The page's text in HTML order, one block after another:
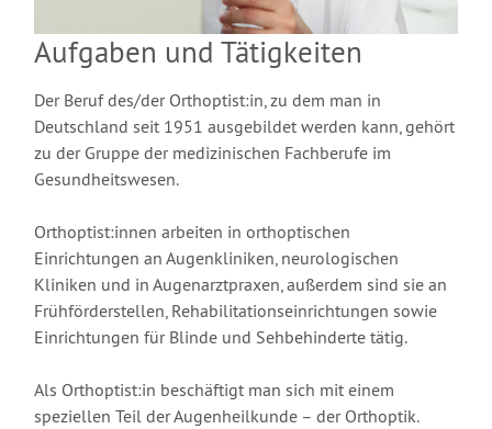
Aufgaben und Tätigkeiten
Der Beruf des/der Orthoptist:in, zu dem man in
Deutschland seit 1951 ausgebildet werden kann, gehört
zu der Gruppe der medizinischen Fachberufe im
Gesundheitswesen.
Orthoptist:innen arbeiten in orthoptischen
Einrichtungen an Augenkliniken, neurologischen
Kliniken und in Augenarztpraxen, außerdem sind sie an
Frühförderstellen, Rehabilitationseinrichtungen sowie
Einrichtungen für Blinde und Sehbehinderte tätig.
Als Orthoptist:in beschäftigt man sich mit einem
speziellen Teil der Augenheilkunde – der Orthoptik.